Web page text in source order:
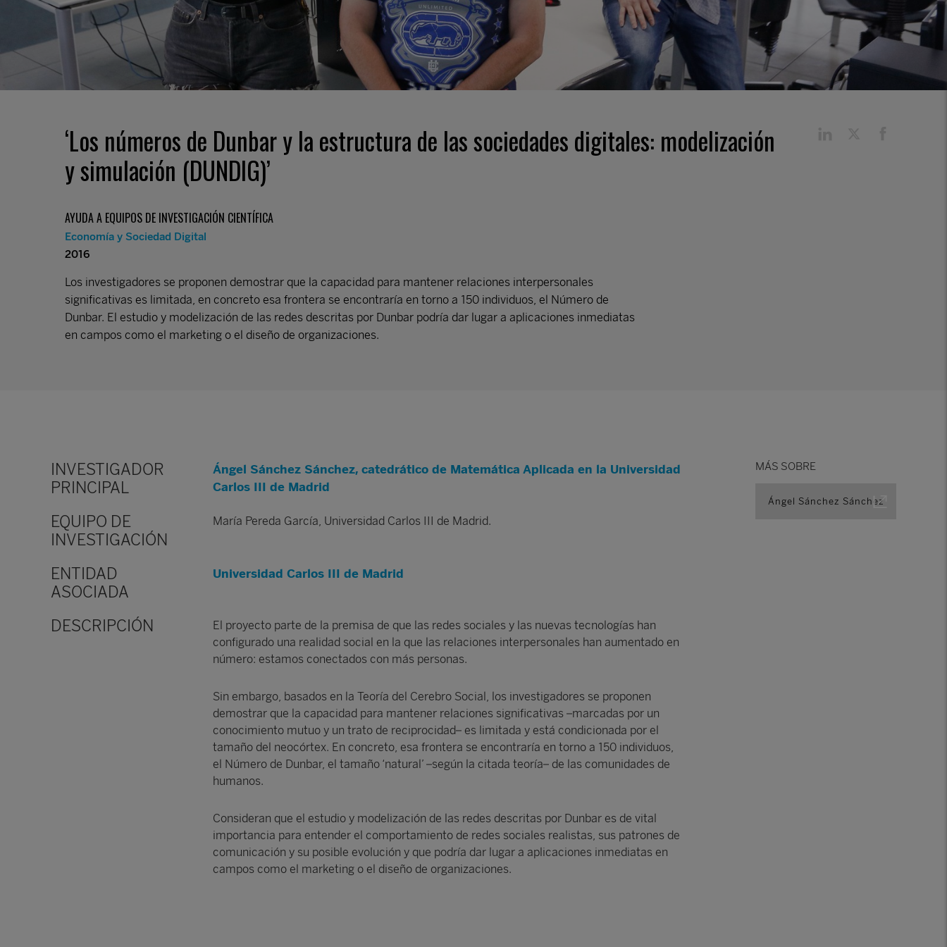
‘Los números de Dunbar y la estructura de las sociedades digitales: modelización
y simulación (DUNDIG)’
AYUDA A EQUIPOS DE INVESTIGACIÓN CIENTÍFICA
Economía y Sociedad Digital
2016
Los investigadores se proponen demostrar que la capacidad para mantener relaciones interpersonales
significativas es limitada, en concreto esa frontera se encontraría en torno a 150 individuos, el Número de
Dunbar. El estudio y modelización de las redes descritas por Dunbar podría dar lugar a aplicaciones inmediatas
en campos como el marketing o el diseño de organizaciones.
INVESTIGADOR
PRINCIPAL
Ángel Sánchez Sánchez, catedrático de Matemática Aplicada en la Universidad
Carlos III de Madrid
MÁS SOBRE
Ángel Sánchez Sánchez
EQUIPO DE
INVESTIGACIÓN
María Pereda García, Universidad Carlos III de Madrid.
ENTIDAD
ASOCIADA
Universidad Carlos III de Madrid
DESCRIPCIÓN
El proyecto parte de la premisa de que las redes sociales y las nuevas tecnologías han
configurado una realidad social en la que las relaciones interpersonales han aumentado en
número: estamos conectados con más personas.
Sin embargo, basados en la Teoría del Cerebro Social, los investigadores se proponen
demostrar que la capacidad para mantener relaciones significativas –marcadas por un
conocimiento mutuo y un trato de reciprocidad– es limitada y está condicionada por el
tamaño del neocórtex. En concreto, esa frontera se encontraría en torno a 150 individuos,
el Número de Dunbar, el tamaño ‘natural’ –según la citada teoría– de las comunidades de
humanos.
Consideran que el estudio y modelización de las redes descritas por Dunbar es de vital
importancia para entender el comportamiento de redes sociales realistas, sus patrones de
comunicación y su posible evolución y que podría dar lugar a aplicaciones inmediatas en
campos como el marketing o el diseño de organizaciones.